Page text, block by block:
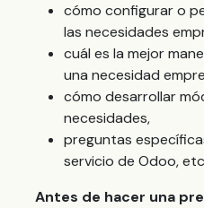
cómo configurar o
las necesidades
cuál es la mejor
una necesidad
cómo desarrollar
necesidades,
preguntas
servicio de Odoo,
Antes de hacer una